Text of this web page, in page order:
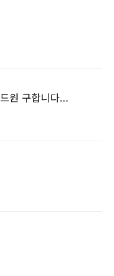
원 구합니다...